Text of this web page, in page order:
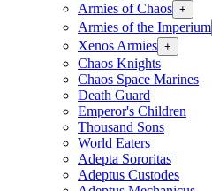
Armies of Chaos +
Armies of the Imperium
Xenos Armies +
Chaos Knights
Chaos Space Marines
Death Guard
Emperor's Children
Thousand Sons
World Eaters
Adepta Sororitas
Adeptus Custodes